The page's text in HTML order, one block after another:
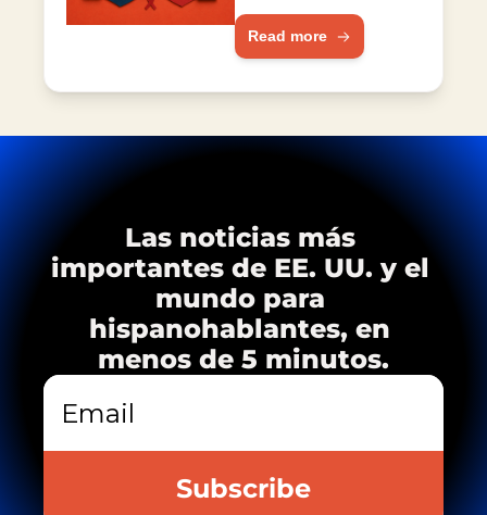
global contra
VIH
para fabricantes de
África e India.
Read more
Las noticias más
importantes de EE. UU. y el
mundo para
hispanohablantes, en
menos de 5 minutos.
Subscribe